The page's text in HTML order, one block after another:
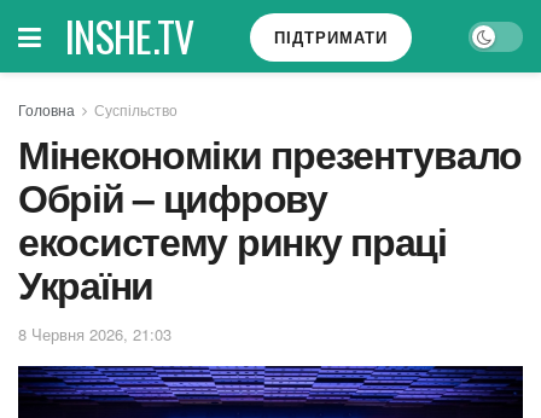
INSHE.TV ПІДТРИМАТИ
Головна Суспільство
Мінекономіки презентувало
Обрій – цифрову
екосистему ринку праці
України
8 Червня 2026, 21:03